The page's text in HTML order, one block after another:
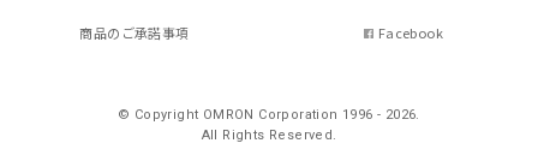
商品のご承諾事項 Facebook
© Copyright OMRON Corporation 1996 - 2026.
All Rights Reserved.